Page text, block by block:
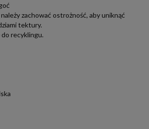
należy zachować ostrożność, aby uniknąć
tektury.
recyklingu.